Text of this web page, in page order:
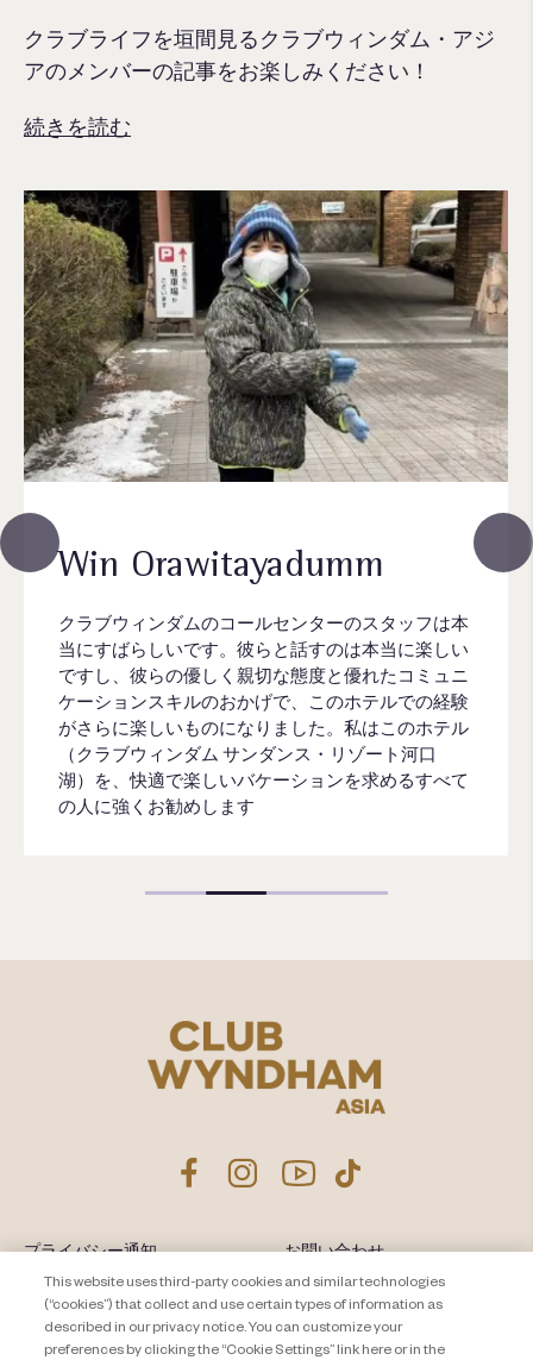
Win Orawitayadumm
クラブウィンダムのコールセンターのスタッフは本
当にすばらしいです。彼らと話すのは本当に楽しい
ですし、彼らの優しく親切な態度と優れたコミュニ
ケーションスキルのおかげで、このホテルでの経験
がさらに楽しいものになりました。私はこのホテル
（クラブウィンダム サンダンス・リゾート河口
湖）を、快適で楽しいバケーションを求めるすべて
の人に強くお勧めします
クラブライフを垣間見るクラブウィンダム・アジ
アのメンバーの記事をお楽しみください！
続きを読む
プライバシー通知
About Travel + Leisure Co
Cookie Settings
お問い合わせ
サイトマップ
利用規約
This website uses third-party cookies and similar technologies
(“cookies”) that collect and use certain types of information as
described in our privacy notice. You can customize your
preferences by clicking the “Cookie Settings” link here or in the